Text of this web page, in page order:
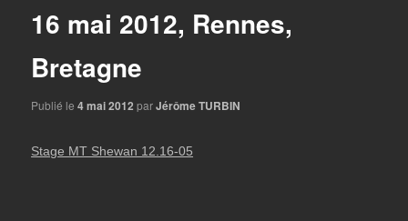
16 mai 2012, Rennes,
Bretagne
Publié le4 mai 2012 parJérôme TURBIN
Stage MT Shewan 12.16-05